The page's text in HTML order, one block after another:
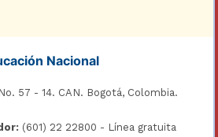
Nacional
57 - 14. CAN. Bogotá, Colombia.
(601) 22 22800 - Línea gratuita